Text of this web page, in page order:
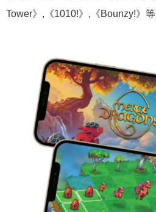
Tower》,《1010!》,《Bounzy!》等